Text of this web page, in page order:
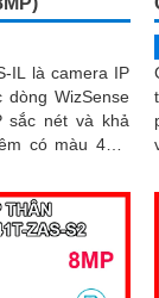
IL là camera IP
dòng WizSense
sắc nét và khả
có màu 40m
phát hiện chính
tiện, kết hợp
nhớ hỗ trợ đến
linh hoạt và chi
là giải pháp